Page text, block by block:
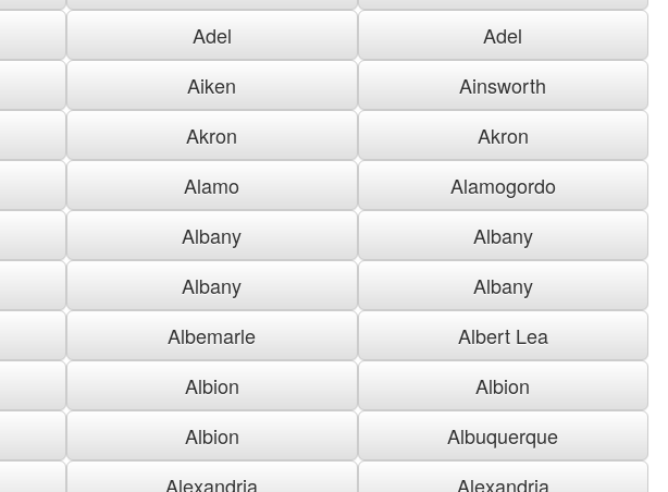
Adel
Adel
Aiken
Ainsworth
Akron
Akron
Alamo
Alamogordo
Albany
Albany
Albany
Albany
Albemarle
Albert Lea
Albion
Albion
Albion
Albuquerque
Alexandria Alexandria